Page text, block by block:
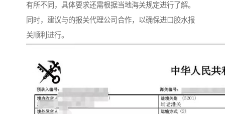
有所不同，具体要求还需根据当地海关规定进行了解。
同时，建议与的报关代理公司合作，以确保进口胶水报
关顺利进行。